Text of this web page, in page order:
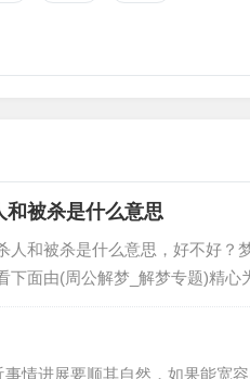
和被杀是什么意思
人和被杀是什么意思，好不好？
下面由(周公解梦_解梦专题)精
公解梦而言，梦到杀人和被杀
情进展要顺其自然，如果能宽